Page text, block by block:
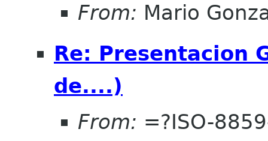
From: Mario
Re: Presentacion
de....)
From: =?ISO-